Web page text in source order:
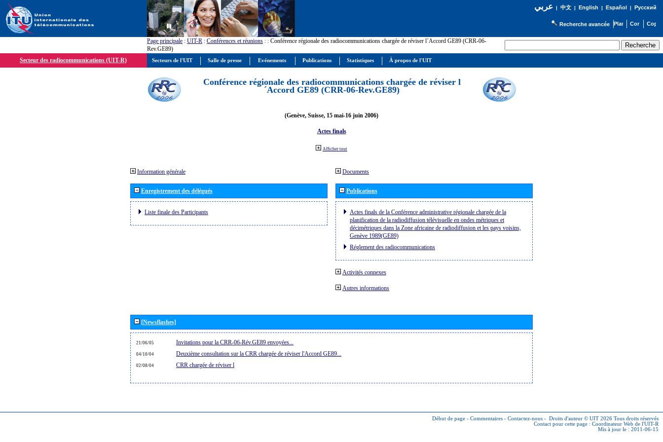
عربي| 中文| English | Español | Русский
Recherche avancée
Page principale : UIT-R : Conférences et réunions : : Conférence régionale des radiocommunications chargée de réviser l´Accord GE89 (CRR-06-
Rev.GE89)
Secteur des radiocommunications (UIT-R)
Conférence régionale des radiocommunications chargée de réviser l
´Accord GE89 (CRR-06-Rev.GE89)
(Genève, Suisse, 15 mai-16 juin 2006)
Actes finals
Afficher tout
Information générale
Enregistrement des délégués
Liste finale des Participants
Documents
Publications
Actes finals de la Conférence administrative régionale chargée de la
planification de la radiodiffusion télévisuelle en ondes métriques et
décimétriques dans la Zone africaine de radiodiffusion et les pays voisins,
Genève 1989(GE89)
Réglement des radiocommunications
Activités connexes
Autres informations
[Newsflashes]
21/06/05 Invitations pour la CRR-06-Rév.GE89 envoyées...
04/10/04 Deuxième consultation sur la CRR chargée de réviser l'Accord GE89...
02/08/04 CRR chargée de réviser l
Début de page - Commentaires - Contactez-nous - Droits d'auteur © UIT 2026 Tous droits réservés
Contact pour cette page : Coordinateur Web de l'UIT-R
Mis à jour le : 2011-06-15
Secteurs de l'UIT Salle de presse Evénements Publications Statistiques À propos de l'UIT